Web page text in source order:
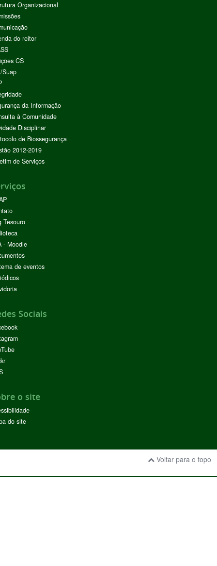
Organizacional
do reitor
CS
Suap
da Informação
à Comunidade
Disciplinar
de Biossegurança
2012-2019
de Serviços
Tesouro
- Moodle
de eventos
Sociais
o site
do site
Voltar para o topo